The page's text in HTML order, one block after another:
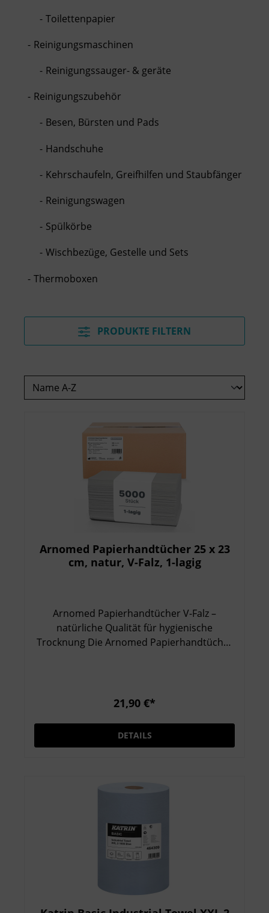
Toilettenpapier
Reinigungsmaschinen
Reinigungssauger- & geräte
Reinigungszubehör
Besen, Bürsten und Pads
Handschuhe
Kehrschaufeln, Greifhilfen und Staubfänger
Reinigungswagen
Spülkörbe
Wischbezüge, Gestelle und Sets
Thermoboxen
PRODUKTE FILTERN
Arnomed Papierhandtücher 25 x 23
cm, natur, V-Falz, 1-lagig
Arnomed Papierhandtücher V-Falz –
natürliche Qualität für hygienische
Trocknung Die Arnomed Papierhandtücher
Einsatzbereiche. Dank der V-Falz sind die
trocknen Hände zuverlässig und schnell.
die Wert auf eine nachhaltige Optik legen.
Die effiziente Faltung reduziert den
Verbrauch und sorgt für einen sparsamen
Papierhandtücher eignen sich perfekt für
21,90 €*
DETAILS